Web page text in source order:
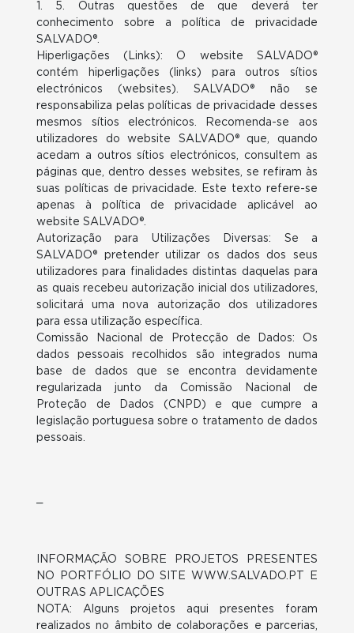
1. 5. Outras questões de que deverá ter
conhecimento sobre a política de privacidade
SALVADO®.
Hiperligações (Links): O website SALVADO®
contém hiperligações (links) para outros sítios
electrónicos (websites). SALVADO® não se
responsabiliza pelas políticas de privacidade desses
mesmos sítios electrónicos. Recomenda-se aos
utilizadores do website SALVADO® que, quando
acedam a outros sítios electrónicos, consultem as
páginas que, dentro desses websites, se refiram às
suas políticas de privacidade. Este texto refere-se
apenas à política de privacidade aplicável ao
website SALVADO®.
Autorização para Utilizações Diversas: Se a
SALVADO® pretender utilizar os dados dos seus
utilizadores para finalidades distintas daquelas para
as quais recebeu autorização inicial dos utilizadores,
solicitará uma nova autorização dos utilizadores
para essa utilização específica.
Comissão Nacional de Protecção de Dados: Os
dados pessoais recolhidos são integrados numa
base de dados que se encontra devidamente
regularizada junto da Comissão Nacional de
Proteção de Dados (CNPD) e que cumpre a
legislação portuguesa sobre o tratamento de dados
pessoais.
INFORMAÇÃO SOBRE PROJETOS PRESENTES
NO PORTFÓLIO DO SITE WWW.SALVADO.PT E
OUTRAS APLICAÇÕES
NOTA: Alguns projetos aqui presentes foram
realizados no âmbito de colaborações e parcerias,